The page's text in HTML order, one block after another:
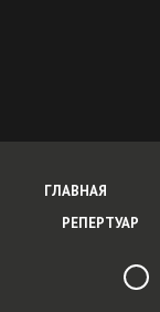
ГЛАВНАЯ
РЕПЕРТУАР